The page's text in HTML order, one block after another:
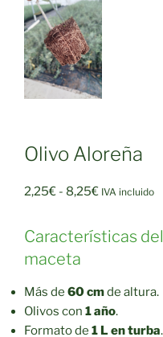
Olivo Aloreña
2,25€ - 8,25€Rango
precios:
hasta
8,25€
IVA incluido
Características
maceta
Más de 60 cmde altura.
Olivos con 1 año.
Formato de 1 L en turba.